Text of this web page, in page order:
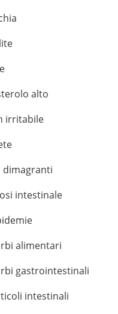
alto
irritabile
dimagranti
intestinale
alimentari
gastrointestinali
intestinali